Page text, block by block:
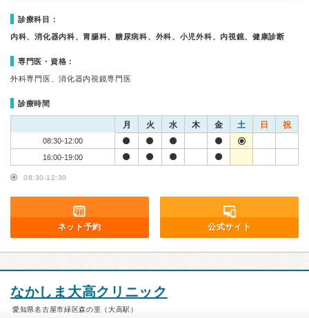
診療科目：
内科、消化器内科、胃腸科、糖尿病科、外科、小児外科、内視鏡、健康診断
専門医・資格：
外科専門医、消化器内視鏡専門医
診療時間
月 火 水 木 金 土 日 祝
08:30-12:00
16:00-19:00
08:30-12:30
ネット予約 公式サイト
なかしま大高クリニック
愛知県名古屋市緑区森の里（大高駅）